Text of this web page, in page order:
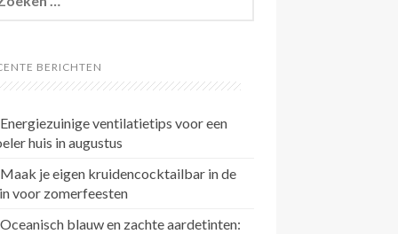
BERICHTEN
Energiezuinige ventilatietips voor een
huis in augustus
Maak je eigen kruidencocktailbar in de
voor zomerfeesten
Oceanisch blauw en zachte aardetinten: